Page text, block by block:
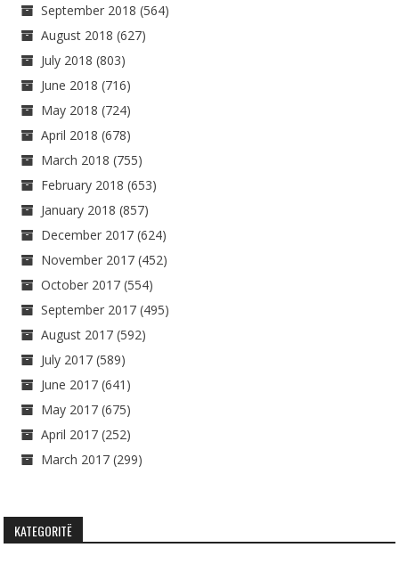
September 2018 (564)
August 2018 (627)
July 2018 (803)
June 2018 (716)
May 2018 (724)
April 2018 (678)
March 2018 (755)
February 2018 (653)
January 2018 (857)
December 2017 (624)
November 2017 (452)
October 2017 (554)
September 2017 (495)
August 2017 (592)
July 2017 (589)
June 2017 (641)
May 2017 (675)
April 2017 (252)
March 2017 (299)
KATEGORITË